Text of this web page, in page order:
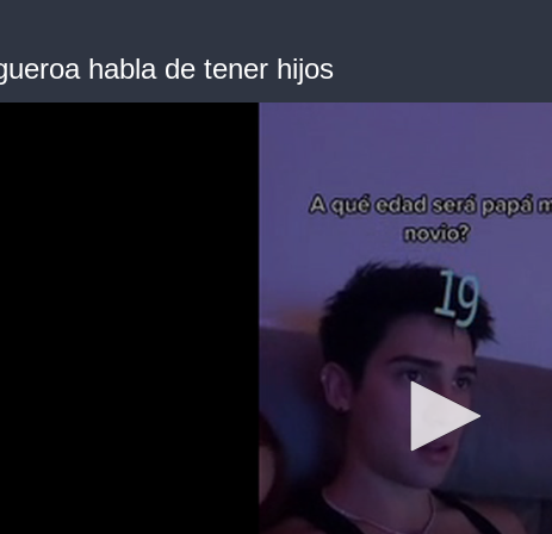
habla de tener hijos